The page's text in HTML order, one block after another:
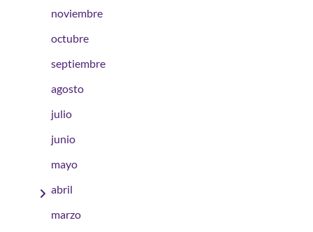
noviembre
octubre
septiembre
agosto
julio
junio
mayo
abril
marzo